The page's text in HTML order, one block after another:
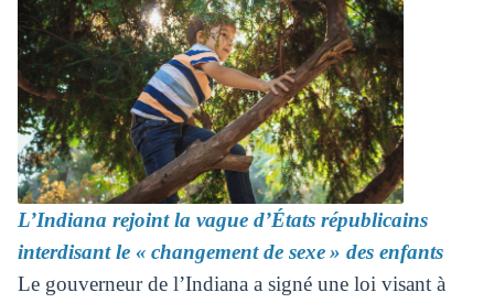
L’Indiana rejoint la vague d’États républicains
interdisant le « changement de sexe » des enfants
Le gouverneur de l’Indiana a signé une loi visant à